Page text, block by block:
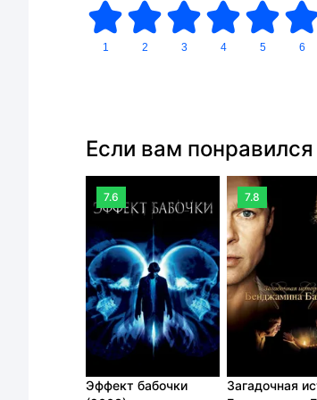
1 2 3 4 5 6
Если вам
7.6
Эффект бабочки
7.8
Загадочная